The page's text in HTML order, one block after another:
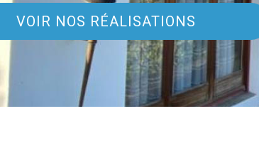
VOIR NOS RÉALISATIONS